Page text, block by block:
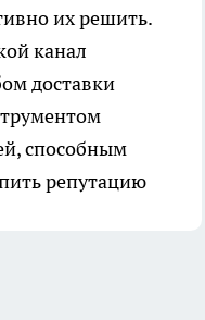
их решить.
канал
доставки
способным
репутацию